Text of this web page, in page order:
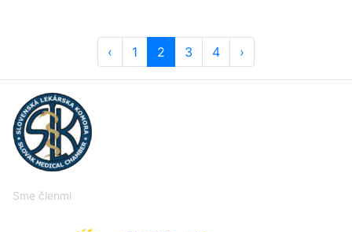
‹ 1 2 3 4 ›
Sme členmi